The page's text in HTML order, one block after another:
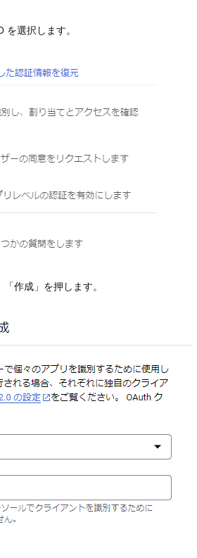
選択します。
作成」を押します。